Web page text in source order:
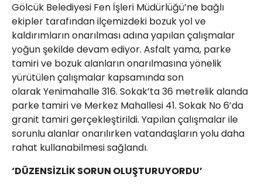
Gölcük Belediyesi Fen İşleri Müdürlüğü’ne bağlı
ekipler tarafından ilçemizdeki bozuk yol ve
kaldırımların onarılması adına yapılan çalışmalar
yoğun şekilde devam ediyor. Asfalt yama, parke
tamiri ve bozuk alanların onarılmasına yönelik
yürütülen çalışmalar kapsamında son
olarak Yenimahalle 316. Sokak’ta 36 metrelik alanda
parke tamiri ve Merkez Mahallesi 41. Sokak No 6’da
granit tamiri gerçekleştirildi. Yapılan çalışmalar ile
sorunlu alanlar onarılırken vatandaşların yolu daha
rahat kullanabilmesi sağlandı.
‘DÜZENSİZLİK SORUN OLUŞTURUYORDU’